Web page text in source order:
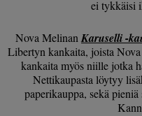
ei tykkäisi
Nova MelinanKaruselli -
Libertyn kankaita, joista
kankaita myös niille jotka
Nettikaupasta löytyy
paperikauppa, sekä